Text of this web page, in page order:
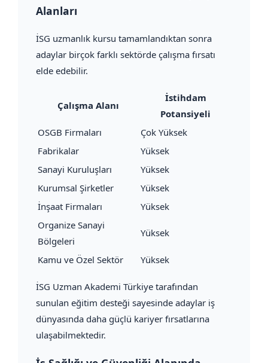
Alanları
İSG uzmanlık kursu tamamlandıktan sonra
adaylar birçok farklı sektörde çalışma fırsatı
elde edebilir.
Çalışma Alanı
İstihdam
Potansiyeli
OSGB Firmaları
Çok Yüksek
Fabrikalar
Yüksek
Sanayi Kuruluşları
Yüksek
Kurumsal Şirketler
Yüksek
İnşaat Firmaları
Yüksek
Organize Sanayi
Bölgeleri
Yüksek
Kamu ve Özel Sektör Yüksek
İSG Uzman Akademi Türkiye tarafından
sunulan eğitim desteği sayesinde adaylar iş
dünyasında daha güçlü kariyer fırsatlarına
ulaşabilmektedir.